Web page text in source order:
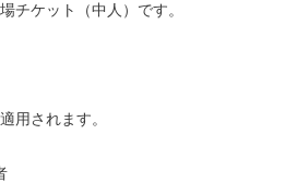
チケット（中人）です。
用されます。